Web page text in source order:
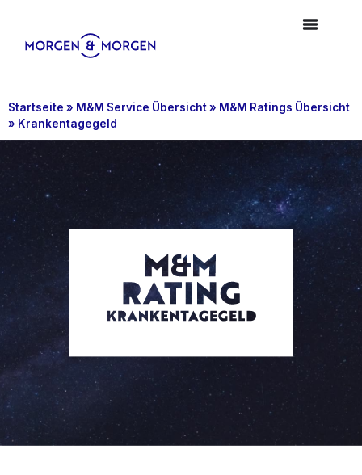
Startseite » M&M Service Übersicht» M&M Ratings Übersicht
» Krankentagegeld